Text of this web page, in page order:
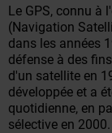
Le GPS, connu à
(Navigation
dans les années
défense à des
d'un satellite en
développée et a
quotidienne, en
sélective en 2000.